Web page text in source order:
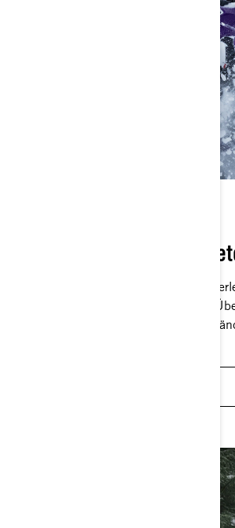
Entfesseln Sie den
Erleben Sie ein unvergleichliches
neuen Freeride – wilder und leichter:
eigenen Grenzen auch im steilsten